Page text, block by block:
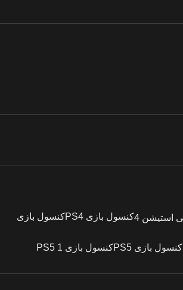
کنسول بازی PS4
کنسول بازی
کنسول بازی PS5
کنسول بازی PS5 1